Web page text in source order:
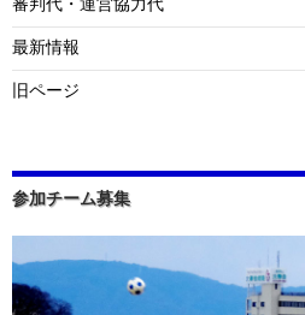
審判代・運営協力代
最新情報
旧ページ
参加チーム募集